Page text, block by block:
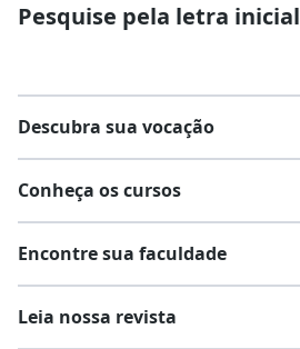
Pesquise pela letra inicial
Descubra sua vocação
Conheça os cursos
Encontre sua faculdade
Leia nossa revista